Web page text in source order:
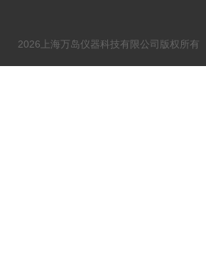
2026上海万岛仪器科技有限公司版权所有